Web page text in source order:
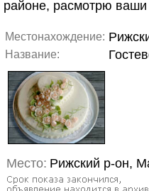
районе, расмотрю
Местонахождение:
Название:
Место: Рижский р-он,